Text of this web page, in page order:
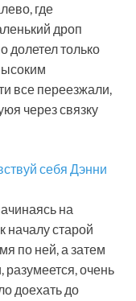
где
дроп
долетел только
все переезжали,
через связку
на
началу старой
по ней, а затем
разумеется, очень
доехать до